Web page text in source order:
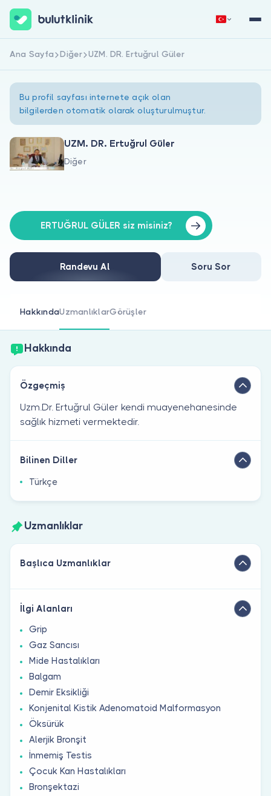
Doktorlar için
Doktor musunuz?
Hemen Kaydol Giriş Yap
Ana Sayfa Diğer UZM. DR. Ertuğrul Güler
Bu profil sayfası internete açık olan
bilgilerden otomatik olarak oluşturulmuştur.
UZM. DR. Ertuğrul Güler
Diğer
ERTUĞRUL GÜLER siz misiniz?
Randevu Al Soru Sor
HakkındaUzmanlıklarGörüşler
Hakkında
Özgeçmiş
Uzm.Dr. Ertuğrul Güler kendi muayenehanesinde
sağlık hizmeti vermektedir.
Bilinen Diller
Türkçe
Uzmanlıklar
Başlıca Uzmanlıklar
İlgi Alanları
Grip
Gaz Sancısı
Mide Hastalıkları
Balgam
Demir Eksikliği
Konjenital Kistik Adenomatoid Malformasyon
Öksürük
Alerjik Bronşit
İnmemiş Testis
Çocuk Kan Hastalıkları
Bronşektazi